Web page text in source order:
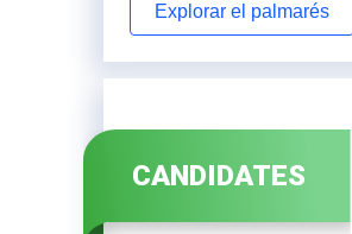
Explorar el palmarés
CANDIDATES